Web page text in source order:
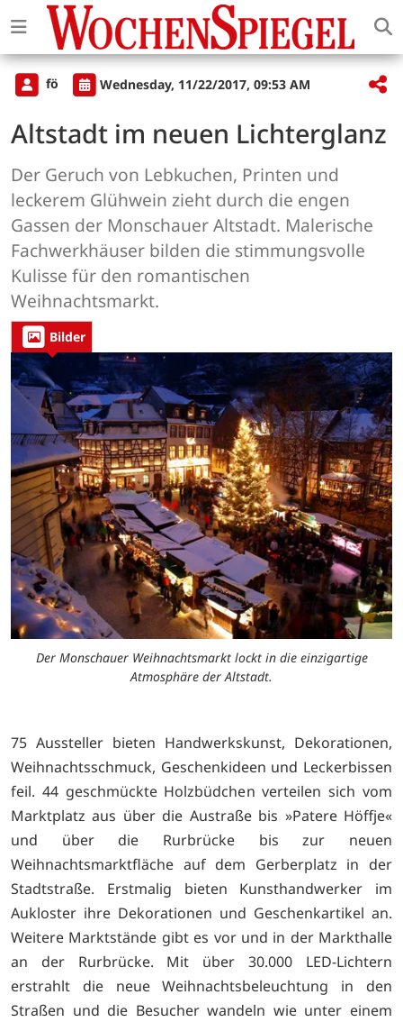
fö Wednesday, 11/22/2017, 09:53 AM
Altstadt im neuen Lichterglanz
Der Geruch von Lebkuchen, Printen und
leckerem Glühwein zieht durch die engen
Gassen der Monschauer Altstadt. Malerische
Fachwerkhäuser bilden die stimmungsvolle
Kulisse für den romantischen
Weihnachtsmarkt.
Bilder
Der Monschauer Weihnachtsmarkt lockt in die einzigartige
Atmosphäre der Altstadt.
75 Aussteller bieten Handwerkskunst, Dekorationen,
Weihnachtsschmuck, Geschenkideen und Leckerbissen
feil. 44 geschmückte Holzbüdchen verteilen sich vom
Marktplatz aus über die Austraße bis »Patere Höffje«
und über die Rurbrücke bis zur neuen
Weihnachtsmarktfläche auf dem Gerberplatz in der
Stadtstraße. Erstmalig bieten Kunsthandwerker im
Aukloster ihre Dekorationen und Geschenkartikel an.
Weitere Marktstände gibt es vor und in der Markthalle
an der Rurbrücke. Mit über 30.000 LED-Lichtern
erstrahlt die neue Weihnachtsbeleuchtung in den
Straßen und die Besucher wandeln wie unter einem